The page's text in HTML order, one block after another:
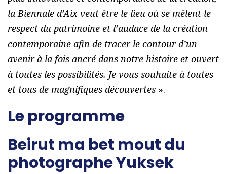
la Biennale d’Aix veut être le lieu où se mêlent le
respect du patrimoine et l’audace de la création
contemporaine afin de tracer le contour d’un
avenir à la fois ancré dans notre histoire et ouvert
à toutes les possibilités. Je vous souhaite à toutes
et tous de magnifiques découvertes ».
Le programme
Beirut ma bet mout du
photographe Yuksek